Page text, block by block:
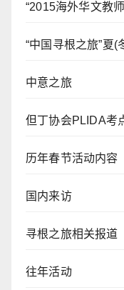
“2015海外华文教
“中国寻根之旅”夏(
中意之旅
但丁协会PLIDA考
历年春节活动内容
国内来访
寻根之旅相关报道
往年活动